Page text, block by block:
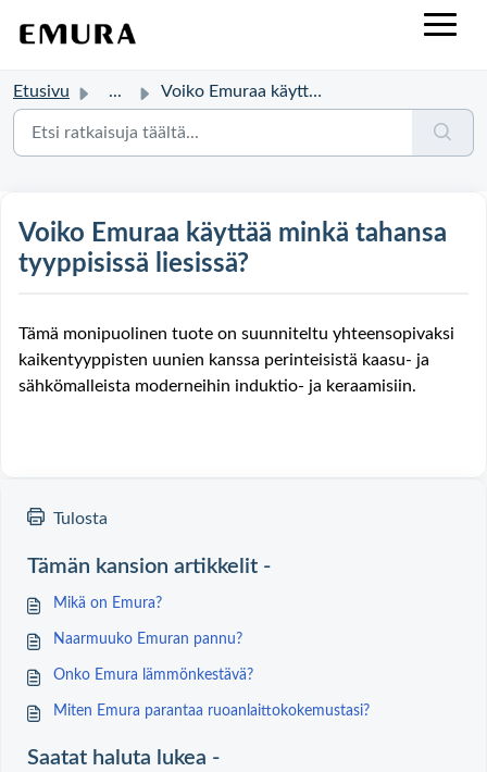
Etusivu ... Voiko Emuraa käyttää minkä tahansa tyyppisissä liesissä?
Voiko Emuraa käyttää minkä tahansa
tyyppisissä liesissä?
Tämä monipuolinen tuote on suunniteltu yhteensopivaksi
kaikentyyppisten uunien kanssa perinteisistä kaasu- ja
sähkömalleista moderneihin induktio- ja keraamisiin.
Tulosta
Tämän kansion artikkelit -
Mikä on Emura?
Naarmuuko Emuran pannu?
Onko Emura lämmönkestävä?
Miten Emura parantaa ruoanlaittokokemustasi?
Saatat haluta lukea -